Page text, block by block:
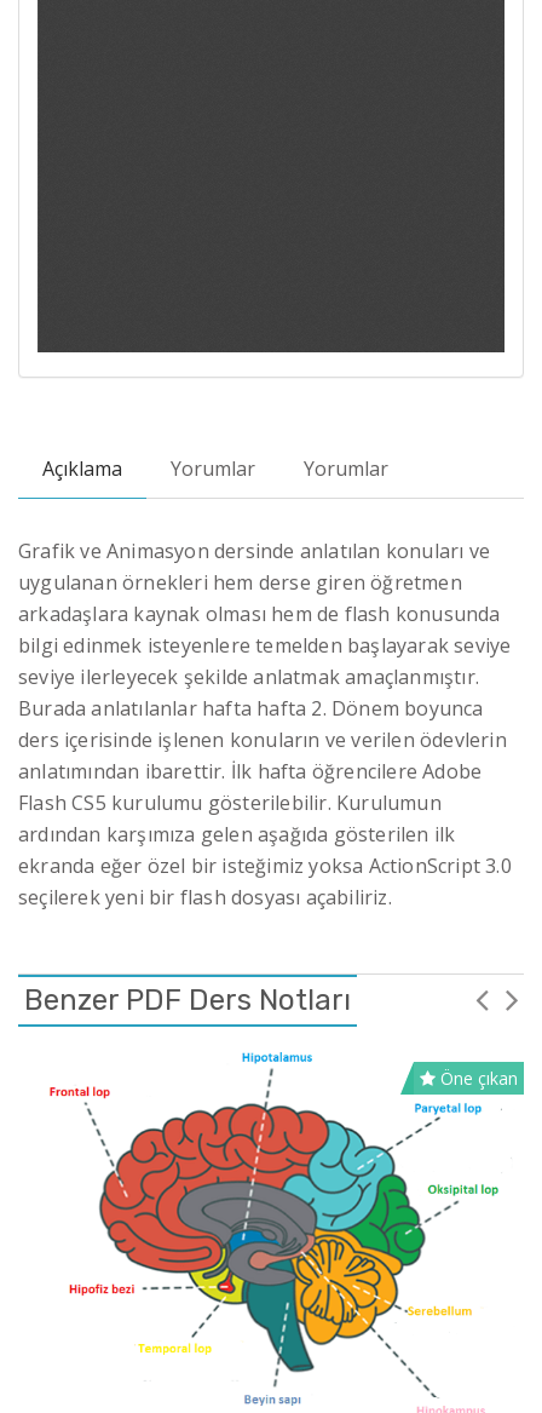
Açıklama Yorumlar Yorumlar
Grafik ve Animasyon dersinde anlatılan konuları ve
uygulanan örnekleri hem derse giren öğretmen
arkadaşlara kaynak olması hem de flash konusunda
bilgi edinmek isteyenlere temelden başlayarak seviye
seviye ilerleyecek şekilde anlatmak amaçlanmıştır.
Burada anlatılanlar hafta hafta 2. Dönem boyunca
ders içerisinde işlenen konuların ve verilen ödevlerin
anlatımından ibarettir. İlk hafta öğrencilere Adobe
Flash CS5 kurulumu gösterilebilir. Kurulumun
ardından karşımıza gelen aşağıda gösterilen ilk
ekranda eğer özel bir isteğimiz yoksa ActionScript 3.0
seçilerek yeni bir flash dosyası açabiliriz.
Benzer PDF Ders Notları
Öne çıkan